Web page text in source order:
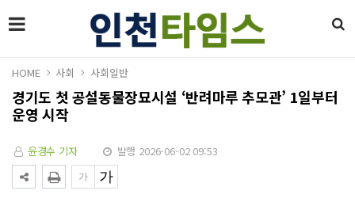
HOME 사회 사회일반
경기도 첫 공설동물장묘시설 ‘반려마루 추모관’ 1일부터
운영 시작
윤경수 기자 발행 2026-06-02 09:53